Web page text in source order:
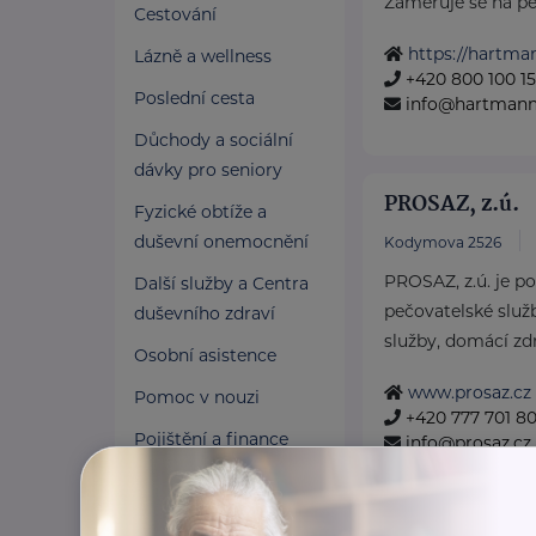
Cestování
Lázně a wellness
Poslední cesta
Důchody a sociální
dávky pro seniory
Fyzické obtíže a
duševní onemocnění
Další služby a Centra
duševního zdraví
Osobní asistence
Pomoc v nouzi
Pojištění a finance
Pro pečující
Zaměstnání a právní
https://
+420 800 100
PROSAZ, z.ú.
Kodymova 2526
PROSAZ, z.ú. je
pečovatelské
služby, domácí
www.prosaz.cz
+420 777 701
info@prosaz.cz